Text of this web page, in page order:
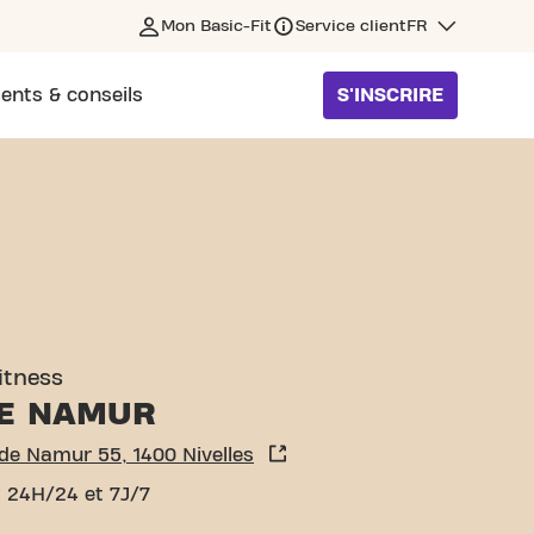
Mon Basic-Fit Service client FR
& conseils S'INSCRIRE
NAMUR
Namur 55, 1400 Nivelles
24H/24 et 7J/7